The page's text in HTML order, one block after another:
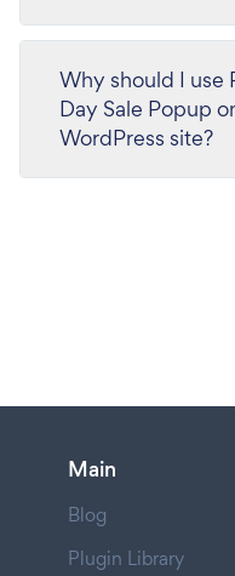
Why should I use
Day Sale Popup
WordPress site?
Main
Blog
Plugin Library